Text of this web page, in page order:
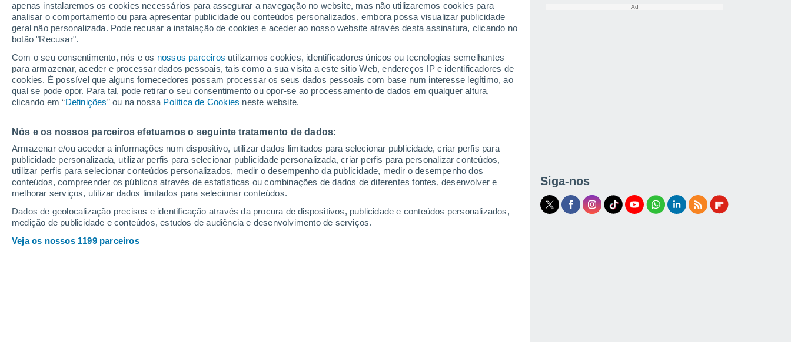
apenas instalaremos os cookies necessários para assegurar a navegação no website, mas não utilizaremos cookies para
analisar o comportamento ou para apresentar publicidade ou conteúdos personalizados, embora possa visualizar publicidade
geral não personalizada. Pode recusar a instalação de cookies e aceder ao nosso website através desta assinatura, clicando no
botão "Recusar".
Com o seu consentimento, nós e os nossos parceiros utilizamos cookies, identificadores únicos ou tecnologias semelhantes
para armazenar, aceder e processar dados pessoais, tais como a sua visita a este sitio Web, endereços IP e identificadores de
cookies. É possível que alguns fornecedores possam processar os seus dados pessoais com base num interesse legítimo, ao
qual se pode opor. Para tal, pode retirar o seu consentimento ou opor-se ao processamento de dados em qualquer altura,
clicando em “Definições” ou na nossa Política de Cookies neste website.
Nós e os nossos parceiros efetuamos o seguinte tratamento de dados:
Armazenar e/ou aceder a informações num dispositivo, utilizar dados limitados para selecionar publicidade, criar perfis para
publicidade personalizada, utilizar perfis para selecionar publicidade personalizada, criar perfis para personalizar conteúdos,
utilizar perfis para selecionar conteúdos personalizados, medir o desempenho da publicidade, medir o desempenho dos
conteúdos, compreender os públicos através de estatísticas ou combinações de dados de diferentes fontes, desenvolver e
melhorar serviços, utilizar dados limitados para selecionar conteúdos.
Dados de geolocalização precisos e identificação através da procura de dispositivos, publicidade e conteúdos personalizados,
medição de publicidade e conteúdos, estudos de audiência e desenvolvimento de serviços.
Veja os nossos 1199 parceiros
Altamira
Amincha
Aquada de la Polvora
Aventura
Barriles
Britania
Camar
Campamento Esmeralda
Caspana
Central
Cerritos Bayos
Los Vientos
Nuevo Juncal
Oficina Alemania
Oficina Anita
Oficina Ballena
Oficina Pedro de Valdivia
Oficina Perseverancia
Oficina Salinitas
Palestina
Siga-nos